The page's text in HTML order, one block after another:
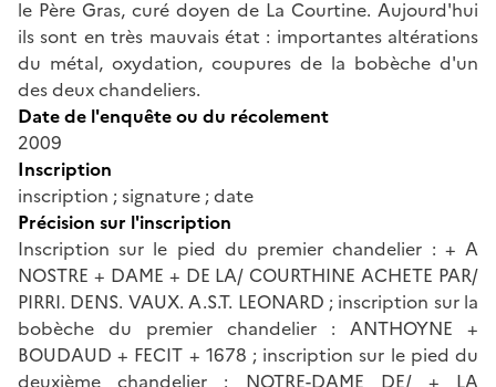
le Père Gras, curé doyen de La Courtine. Aujourd'hui
ils sont en très mauvais état : importantes altérations
du métal, oxydation, coupures de la bobèche d'un
des deux chandeliers.
Date de l'enquête ou du récolement
2009
Inscription
inscription ; signature ; date
Précision sur l'inscription
Inscription sur le pied du premier chandelier : + A
NOSTRE + DAME + DE LA/ COURTHINE ACHETE PAR/
PIRRI. DENS. VAUX. A.S.T. LEONARD ; inscription sur la
bobèche du premier chandelier : ANTHOYNE +
BOUDAUD + FECIT + 1678 ; inscription sur le pied du
deuxième chandelier : NOTRE-DAME DE/ + LA